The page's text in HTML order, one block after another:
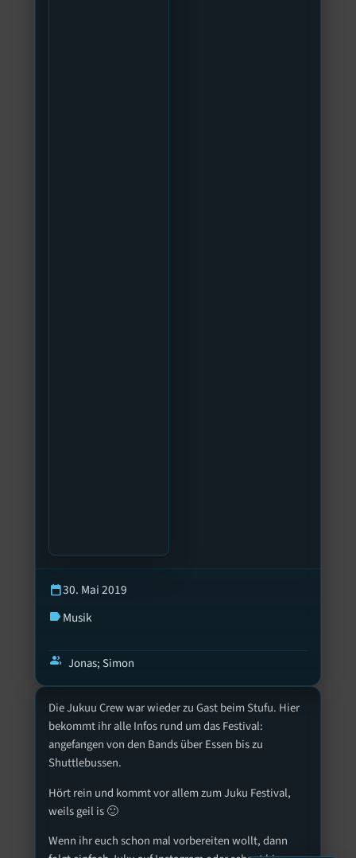
Die Jukuu Crew war wieder zu Gast beim Stufu. Hier
bekommt ihr alle Infos rund um das Festival:
angefangen von den Bands über Essen bis zu
Shuttlebussen.
Hört rein und kommt vor allem zum Juku Festival,
weils geil is 🙂
Wenn ihr euch schon mal vorbereiten wollt, dann
calendar_today30. Mai 2019
labelMusik
group Jonas; Simon